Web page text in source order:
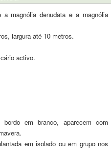
magnólia denudata e a magnólia
largura até 10 metros.
activo.
em branco, aparecem com
em isolado ou em grupo nos